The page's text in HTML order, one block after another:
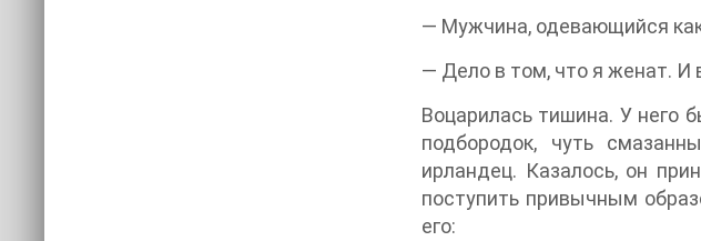
— Мужчина, одевающийся
— Дело в том, что я женат. И
Воцарилась тишина. У него
подбородок, чуть
ирландец. Казалось, он
поступить привычным
его: